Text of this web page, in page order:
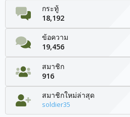
กระทู้
18,192
ข้อความ
19,456
สมาชิก
916
สมาชิกใหม่ล่าสุด
soldier35